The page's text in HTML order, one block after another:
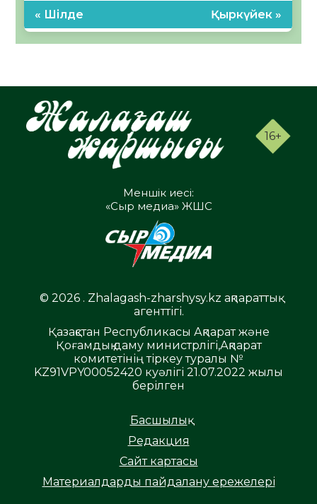
« Шілде Қыркүйек »
16+
Меншік иесі:
«Сыр медиа» ЖШС
© 2026 . Zhalagash-zharshysy.kz ақпараттық
агенттігі.
Қазақстан Республикасы Ақпарат және
Қоғамдық даму министрлігі,Ақпарат
комитетінің тіркеу туралы №
KZ91VPY00052420 куәлігі 21.07.2022 жылы
берілген
Басшылық
Редакция
Сайт картасы
Материалдарды пайдалану ережелері